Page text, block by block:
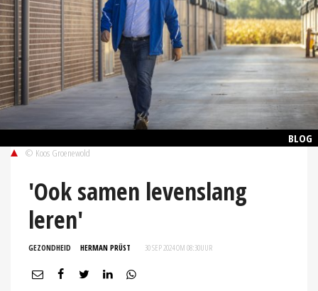
BLOG
© Koos Groenewold
'Ook samen levenslang
leren'
GEZONDHEID HERMAN PRÜST 30 SEP 2024 OM 08:30UUR